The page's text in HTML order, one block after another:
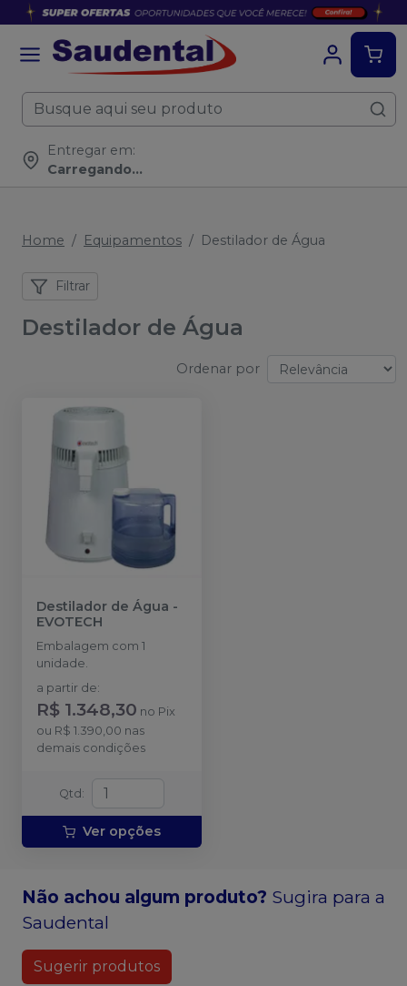
Entregar em:
Carregando...
Home Equipamentos Destilador de Água
Filtrar
Destilador de Água
Ordenar por
Destilador de Água -
EVOTECH
Embalagem com 1
unidade.
a partir de:
R$ 1.348,30 no Pix
ou R$ 1.390,00 nas
demais condições
Qtd :
Ver opções
Não achou algum produto? Sugira para a
Saudental
Sugerir produtos